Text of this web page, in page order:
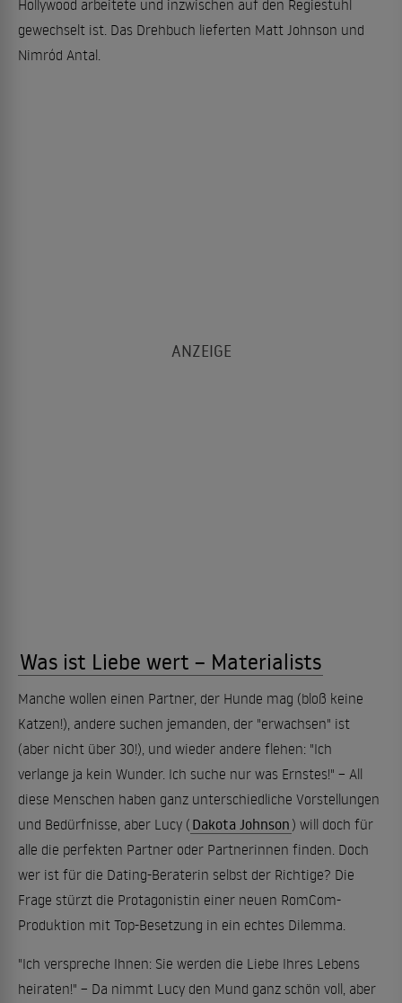
Hollywood arbeitete und inzwischen auf den Regiestuhl
gewechselt ist. Das Drehbuch lieferten Matt Johnson und
Nimród Antal.
Was ist Liebe wert – Materialists
Manche wollen einen Partner, der Hunde mag (bloß keine
Katzen!), andere suchen jemanden, der "erwachsen" ist
(aber nicht über 30!), und wieder andere flehen: "Ich
verlange ja kein Wunder. Ich suche nur was Ernstes!" – All
diese Menschen haben ganz unterschiedliche Vorstellungen
und Bedürfnisse, aber Lucy ( Dakota Johnson ) will doch für
alle die perfekten Partner oder Partnerinnen finden. Doch
wer ist für die Dating-Beraterin selbst der Richtige? Die
Frage stürzt die Protagonistin einer neuen RomCom-
Produktion mit Top-Besetzung in ein echtes Dilemma.
"Ich verspreche Ihnen: Sie werden die Liebe Ihres Lebens
heiraten!" – Da nimmt Lucy den Mund ganz schön voll, aber